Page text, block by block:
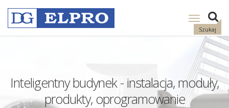
Szukaj
Pokaż
nawigację
Inteligentny budynek - instalacja, moduły,
produkty, oprogramowanie